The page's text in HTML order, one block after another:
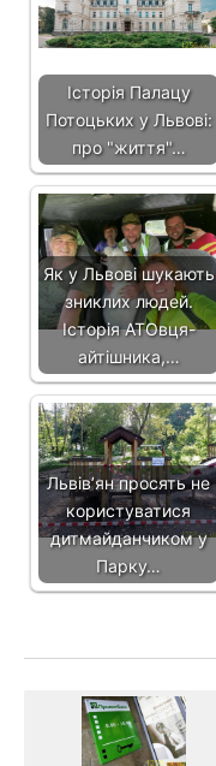
Історія Палацу
Потоцьких у Львові:
про "життя"…
Як у Львові шукають
зниклих людей.
Історія АТОвця-
айтішника,…
Львів’ян просять не
користуватися
дитмайданчиком у
Парку…